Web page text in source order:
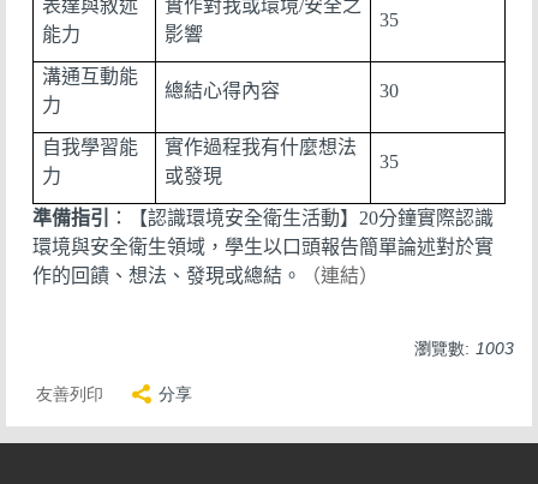
表達與敘述
能力
實作對我或環境/安全之
影響
35
溝通互動能
力
總結心得內容 30
自我學習能
力
實作過程我有什麼想法
或發現
35
準備指引 ：【認識環境安全衛生活動】 20分鐘實際認識
環境與安全衛生領域，學生以口頭報告簡單論述對於實
作的回饋、想法、發現或總結。
（連結）
瀏覽數: 1003
友善列印 分享